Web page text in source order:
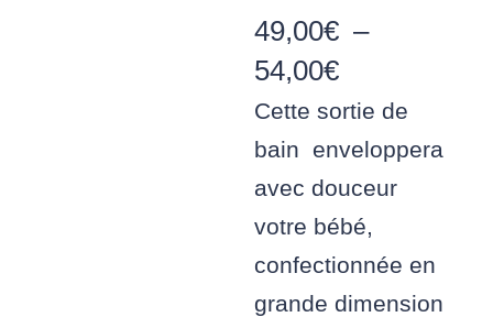
49,00€ –
54,00€Plage
de
prix :
49,00€
à
54,00€
Cette sortie de
bain enveloppera
avec douceur
votre bébé,
confectionnée en
grande dimension